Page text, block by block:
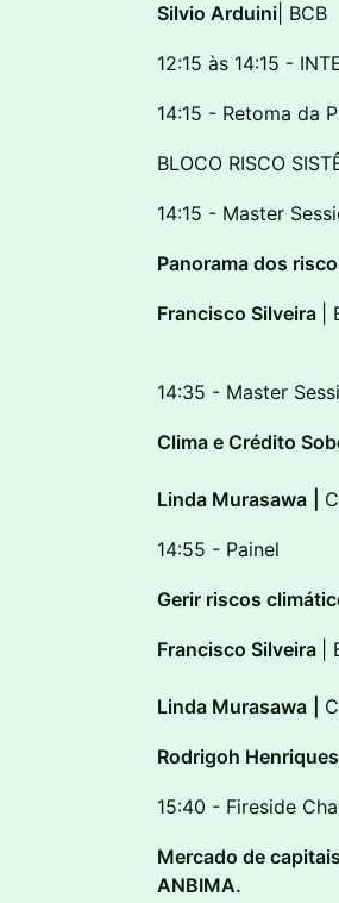
Silvio Arduini | BCB
12:15 às 14:15 -
14:15 - Retoma da
BLOCO RISCO
14:15 - Master
Panorama dos
Francisco Silveira
14:35 - Master
Clima e Crédito
Linda Murasawa
14:55 - Painel
Gerir riscos
Francisco Silveira
Linda Murasawa
Rodrigoh Henriques
15:40 - Fireside
Mercado de
ANBIMA.